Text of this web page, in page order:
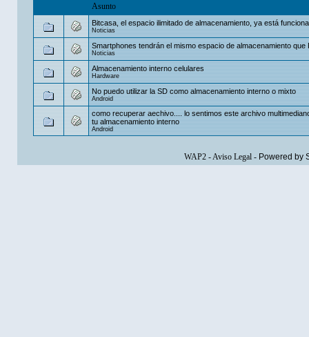
Asunto
Bitcasa, el espacio ilimitado de almacenamiento, ya está
Noticias
Smartphones tendrán el mismo espacio de almacenamiento que
Noticias
Almacenamiento interno celulares
Hardware
No puedo utilizar la SD como almacenamiento interno o mixto
Android
como recuperar aechivo.... lo sentimos este archivo
tu almacenamiento interno
Android
WAP2-Aviso Legal- Powered by